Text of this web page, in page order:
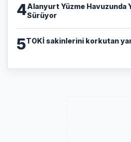
4Alanyurt Yüzme Havuzunda
Sürüyor
5TOKİ sakinlerini korkutan